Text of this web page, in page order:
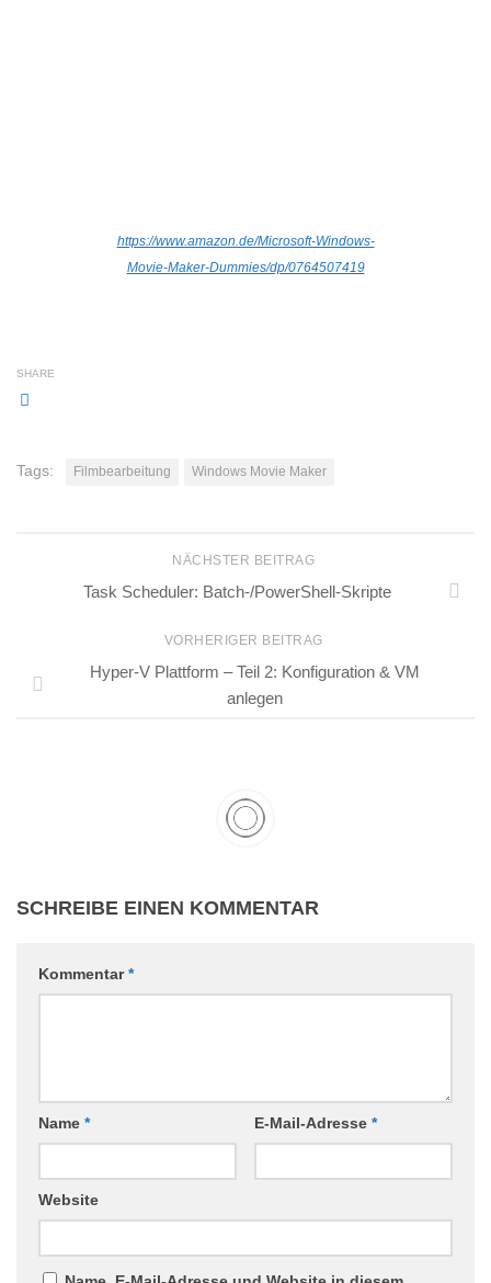
https://www.amazon.de/Microsoft-Windows-
Movie-Maker-Dummies/dp/0764507419
SHARE
Tags: Filmbearbeitung Windows Movie Maker
NÄCHSTER BEITRAG
Task Scheduler: Batch-/PowerShell-Skripte
VORHERIGER BEITRAG
Hyper-V Plattform – Teil 2: Konfiguration & VM
anlegen
SCHREIBE EINEN KOMMENTAR
Kommentar*
Name * E-Mail-Adresse *
Website